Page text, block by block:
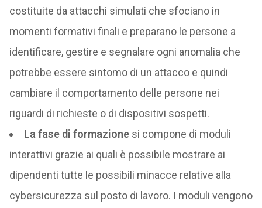
costituite da attacchi simulati che sfociano in
momenti formativi finali e preparano le persone a
identificare, gestire e segnalare ogni anomalia che
potrebbe essere sintomo di un attacco e quindi
cambiare il comportamento delle persone nei
riguardi di richieste o di dispositivi sospetti.
La fase di formazione si compone di moduli
interattivi grazie ai quali è possibile mostrare ai
dipendenti tutte le possibili minacce relative alla
cybersicurezza sul posto di lavoro. I moduli vengono